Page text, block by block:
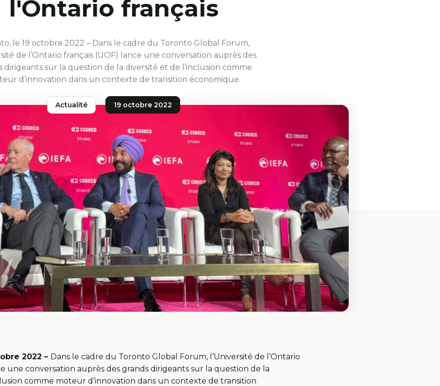
l'Ontario français
le 19 octobre 2022 – Dans le cadre du Toronto Global Forum,
de l’Ontario français (UOF) lance une conversation auprès des
dirigeants sur la question de la diversité et de l’inclusion comme
d’innovation dans un contexte de transition économique.
Actualité 19 octobre 2022
2022 – Dans le cadre du Toronto Global Forum, l’Université de l’Ontario
une conversation auprès des grands dirigeants sur la question de la
comme moteur d’innovation dans un contexte de transition